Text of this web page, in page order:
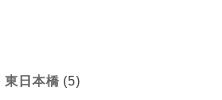
東日本橋 (5)